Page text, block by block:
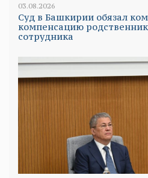
03.08.2026
Суд в Башкирии обязал
компенсацию
сотрудника